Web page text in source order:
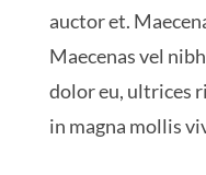
auctor et.
Maecenas vel
dolor eu, ultrices
in magna mollis